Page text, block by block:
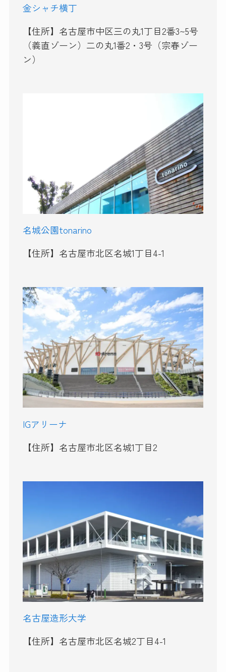
金シャチ横丁
【住所】名古屋市中区三の丸1丁目2番3~5号
（義直ゾーン）二の丸1番2・3号（宗春ゾー
ン）
名城公園tonarino
【住所】名古屋市北区名城1丁目4-1
IGアリーナ
【住所】名古屋市北区名城1丁目2
名古屋造形大学
【住所】名古屋市北区名城2丁目4-1